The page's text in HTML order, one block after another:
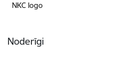
NKC logo
Noderīgi